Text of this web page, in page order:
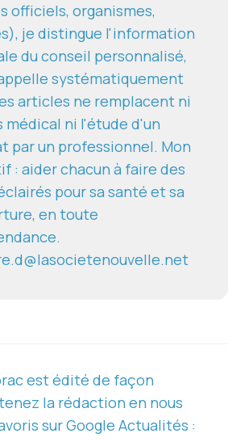
officiels, organismes,
je distingue l'information
du conseil personnalisé,
systématiquement
articles ne remplacent ni
médical ni l'étude d'un
par un professionnel. Mon
: aider chacun à faire des
pour sa santé et sa
en toute
est édité de façon
la rédaction en nous
sur Google Actualités :